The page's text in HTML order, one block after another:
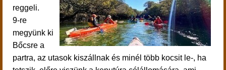
reggeli.
9-re
megyünk ki
Bőcsre a
partra, az utasok kiszállnak és minél több kocsit le-, ha